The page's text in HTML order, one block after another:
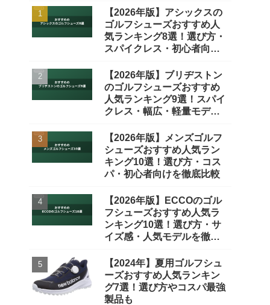
【2026年版】アシックスの
ゴルフシューズおすすめ人
気ランキング8選！選び方・
スパイクレス・初心者向け
【2026年版】ブリヂストン
のゴルフシューズおすすめ
人気ランキング9選！スパイ
クレス・幅広・軽量モデル
【2026年版】メンズゴルフ
シューズおすすめ人気ラン
キング10選！選び方・コス
パ・初心者向けを徹底比較
【2026年版】ECCOのゴル
フシューズおすすめ人気ラ
ンキング10選！選び方・サ
イズ感・人気モデルを徹底
【2024年】夏用ゴルフシュ
ーズおすすめ人気ランキン
グ7選！選び方やコスパ最強
製品も